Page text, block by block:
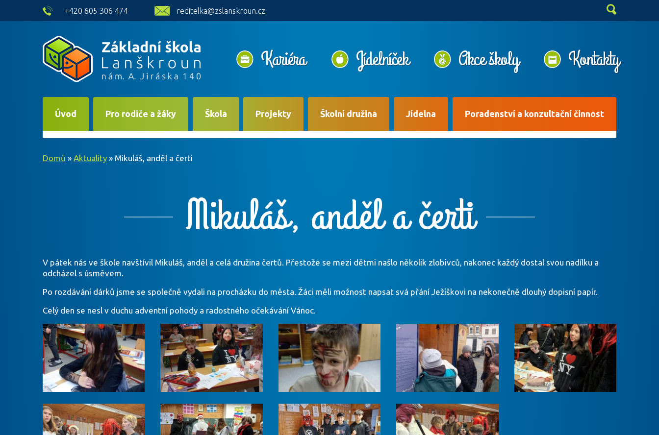
skip to main content
+420 605 306 474 reditelka@zslanskroun.cz
Kariéra Jídelníček Akce školy Kontakty
Úvod Pro rodiče a žáky Škola Projekty Školní družina Jídelna Poradenství a konzultační činnost
Domů » Aktuality » Mikuláš, anděl a čerti
Mikuláš, anděl a čerti
V pátek nás ve škole navštívil Mikuláš, anděl a celá družina čertů. Přestože se mezi dětmi našlo několik zlobivců, nakonec každý dostal svou nadílku a
odcházel s úsměvem.
Po rozdávání dárků jsme se společně vydali na procházku do města. Žáci měli možnost napsat svá přání Ježíškovi na nekonečně dlouhý dopisní papír.
Celý den se nesl v duchu adventní pohody a radostného očekávání Vánoc.